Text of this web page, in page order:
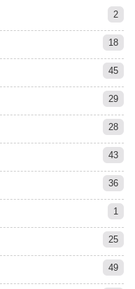
2
18
45
29
28
43
36
1
25
49